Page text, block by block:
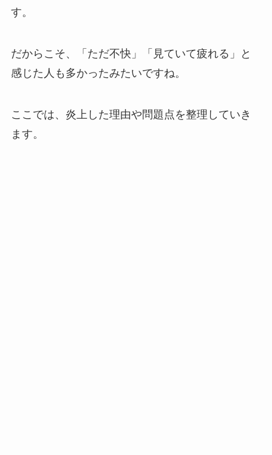
す。
だからこそ、「ただ不快」「見ていて疲れる」と
感じた人も多かったみたいですね。
ここでは、炎上した理由や問題点を整理していき
ます。